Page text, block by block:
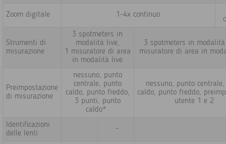
Zoom digitale 1-4x continuo
Strumenti di
misurazione
3 spotmeters in
modalità live,
1 misuratore di area
in modalità live
3 spotmeters in
misuratore di area in
Preimpostazione
di misurazione
nessuno, punto
centrale, punto
caldo, punto freddo,
3 punti, punto
caldo*
nessuno, punto
caldo, punto freddo,
utente 1 e 2
Identificazioni
delle lenti
-